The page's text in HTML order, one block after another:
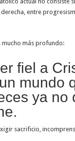
entre
mucho más profundo:
fiel a
mundo
ya no
sacrificio,